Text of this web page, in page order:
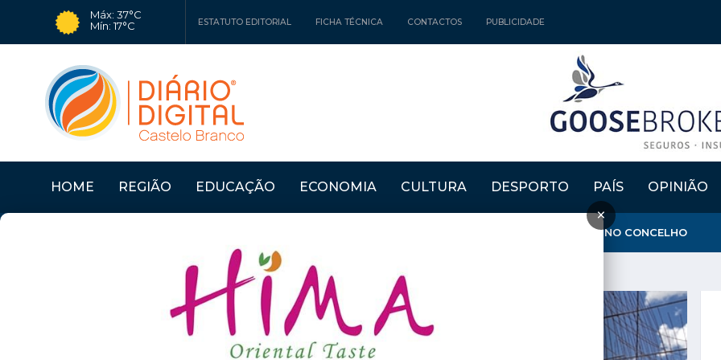
Máx: 37°C
Mín: 17°C
ESTATUTO EDITORIAL FICHA TÉCNICA CONTACTOS PUBLICIDADE
HOME REGIÃO EDUCAÇÃO ECONOMIA CULTURA DESPORTO PAÍS OPINIÃO
×
CÂMARA DO FUNDÃO GARANTE QUE AMBULÂNCIA DO INEM FICA NO CONCELHO